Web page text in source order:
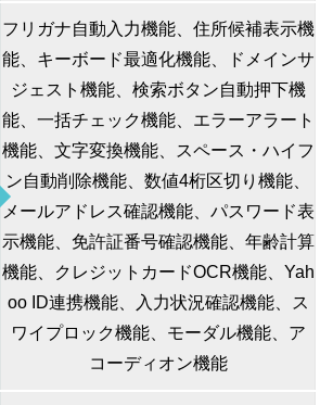
フリガナ自動入力機能、住所候補表示機
能、キーボード最適化機能、ドメインサ
ジェスト機能、検索ボタン自動押下機
能、一括チェック機能、エラーアラート
機能、文字変換機能、スペース・ハイフ
ン自動削除機能、数値4桁区切り機能、
メールアドレス確認機能、パスワード表
示機能、免許証番号確認機能、年齢計算
機能、クレジットカードOCR機能、Yah
oo ID連携機能、入力状況確認機能、ス
ワイプロック機能、モーダル機能、ア
コーディオン機能